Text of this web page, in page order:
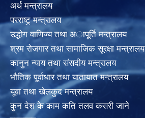
अर्थ मन्त्रालय
परराष्ट्र् मन्त्रालय
उद्धोग वाणिज्य तथा अापूर्ति मन्त्रालय
श्रम रोजगार तथा सामाजिक सूरक्षा मन्त्रालय
कानुन न्याय तथा संसदीय मन्त्रालय
भाैतिक पूर्वाधार तथा यातायात मन्त्रालय
यूवा तथा खेलकुद मन्त्रालय
कुन देश के काम कति तलव कसरी जाने